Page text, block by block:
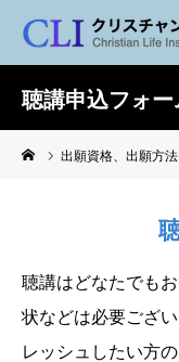
聴講申込フォー
出願資格、出願方法
聴講はどなたでも
状などは必要ござ
レッシュしたい方